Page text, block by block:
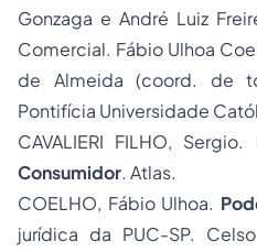
Gonzaga e André Luiz
Comercial. Fábio Ulhoa
de Almeida (coord. de
Pontifícia Universidade
CAVALIERI FILHO, Sergio.
Consumidor. Atlas.
COELHO, Fábio Ulhoa.
jurídica da PUC-SP.